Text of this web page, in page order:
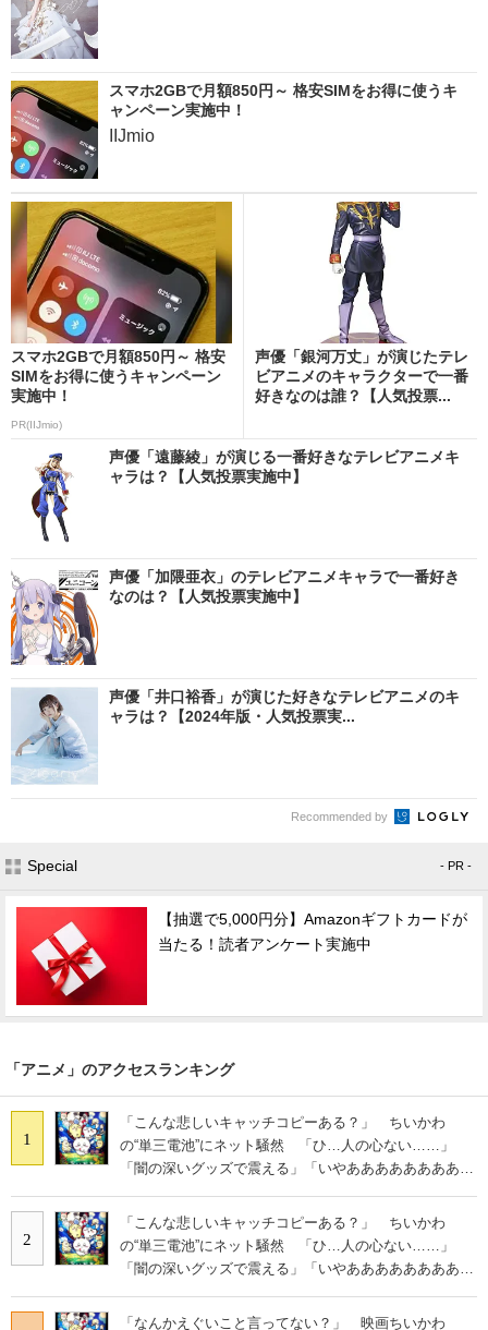
スマホ2GBで月額850円～ 格安SIMをお得に使うキ
ャンペーン実施中！
IIJmio
スマホ2GBで月額850円～ 格安
SIMをお得に使うキャンペーン
実施中！
PR(IIJmio)
声優「銀河万丈」が演じたテレ
ビアニメのキャラクターで一番
好きなのは誰？【人気投票...
声優「遠藤綾」が演じる一番好きなテレビアニメキ
ャラは？【人気投票実施中】
声優「加隈亜衣」のテレビアニメキャラで一番好き
なのは？【人気投票実施中】
声優「井口裕香」が演じた好きなテレビアニメのキ
ャラは？【2024年版・人気投票実...
Recommended by
Special - PR -
【抽選で5,000円分】Amazonギフトカードが
当たる！読者アンケート実施中
「アニメ」のアクセスランキング
1
「こんな悲しいキャッチコピーある？」 ちいかわ
の“単三電池”にネット騒然 「ひ…人の心ない……」
「闇の深いグッズで震える」「いやあああああああああ
2
「こんな悲しいキャッチコピーある？」 ちいかわ
の“単三電池”にネット騒然 「ひ…人の心ない……」
「闇の深いグッズで震える」「いやあああああああああ
「なんかえぐいこと言ってない？」 映画ちいかわ